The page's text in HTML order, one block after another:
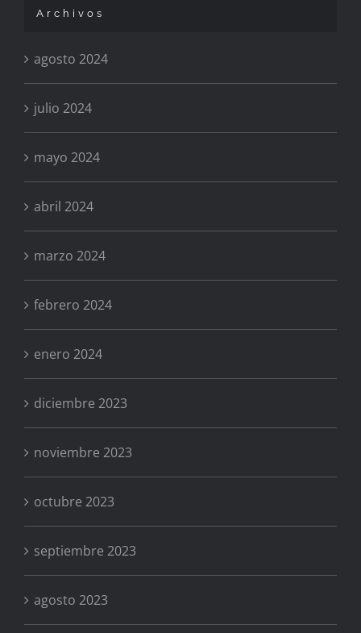
Archivos
agosto 2024
julio 2024
mayo 2024
abril 2024
marzo 2024
febrero 2024
enero 2024
diciembre 2023
noviembre 2023
octubre 2023
septiembre 2023
agosto 2023